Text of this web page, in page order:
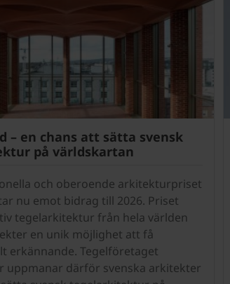
– en chans att sätta svensk
på världskartan
och oberoende arkitekturpriset
nu emot bidrag till 2026. Priset
tegelarkitektur från hela världen
en unik möjlighet att få
erkännande. Tegelföretaget
uppmanar därför svenska arkitekter